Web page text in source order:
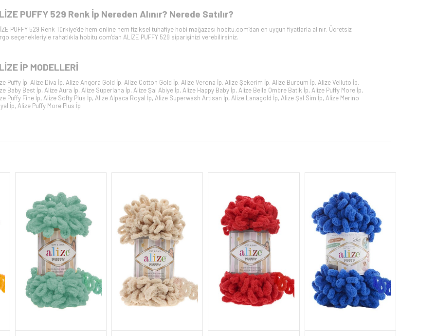
PUFFY 529 Renk İp Nereden Alınır? Nerede Satılır?
PUFFY 529 Renk Türkiye’de hem online hem fiziksel tuhafiye hobi mağazası hobitu.com’dan en uygun fiyatlarla alınır. Ücretsiz
seçenekleriyle rahatlıkla hobitu.com'dan ALİZE PUFFY 529 siparişinizi verebilirsiniz.
İP MODELLERİ
Puffy İp, Alize Diva İp, Alize Angora Gold İp, Alize Cotton Gold İp, Alize Verona İp, Alize Şekerim İp, Alize Burcum İp, Alize Velluto İp,
Baby Best İp, Alize Aura İp, Alize Süperlana İp, Alize Şal Abiye İp, Alize Happy Baby İp, Alize Bella Ombre Batik İp, Alize Puffy More İp,
Puffy Fine İp, Alize Softy Plus İp, Alize Alpaca Royal İp, Alize Superwash Artisan İp, Alize Lanagold İp, Alize Şal Sim İp, Alize Merino
İp, Alize Puffy More Plus İp